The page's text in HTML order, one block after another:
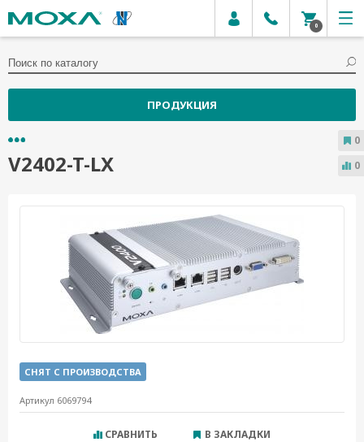
0
ПРОДУКЦИЯ
V2402-T-LX
СНЯТ С ПРОИЗВОДСТВА
Артикул 6069794
СРАВНИТЬ В ЗАКЛАДКИ
0
0